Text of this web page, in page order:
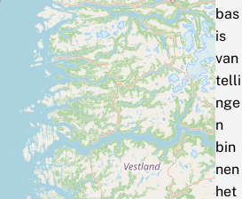
bas
is
van
telli
nge
n
bin
nen
het